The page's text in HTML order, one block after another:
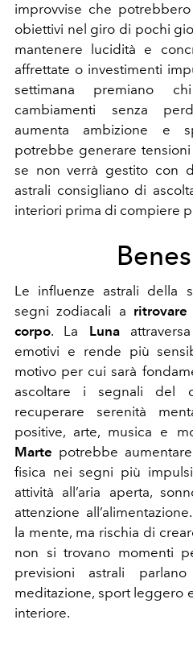
improvvise che
obiettivi nel giro di pochi
mantenere lucidità e
affrettate o investimenti
settimana premiano
cambiamenti senza
aumenta ambizione e
potrebbe generare
se non verrà gestito con
astrali consigliano di
interiori prima di compiere
Le influenze astrali della
segni zodiacali a
corpo. La Luna
emotivi e rende più
motivo per cui sarà
ascoltare i segnali del
recuperare serenità
positive, arte, musica e
Marte potrebbe
fisica nei segni più
attività all’aria aperta,
attenzione all’alimentazione.
la mente, ma rischia di
non si trovano momenti
previsioni astrali
meditazione, sport leggero
interiore.